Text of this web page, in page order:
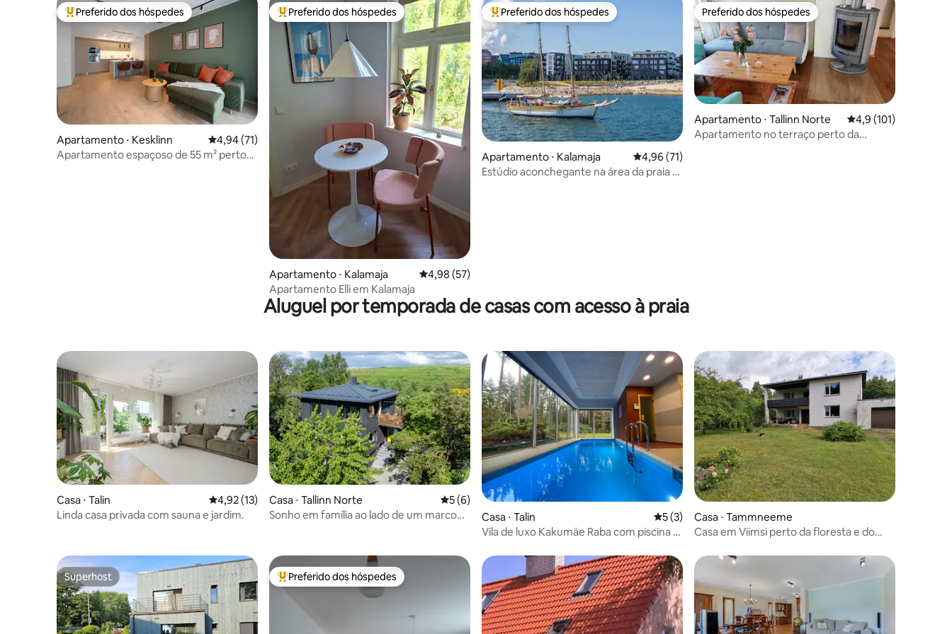
Entre os melhores preferidos dos hóspedes
Preferido dos hóspedes
Apartamento ⋅ Kesklinn 4,94 de uma avaliação média de 5, 71 avaliações
4,94 (71)
Apartamento espaçoso de 55 m² perto
Entre os melhores preferidos dos hóspedes
Preferido dos hóspedes
Apartamento ⋅ Kalamaja 4,98 de uma avaliação média de 5, 57 avaliações
4,98 (57)
Apartamento Elli em Kalamaja
Entre os melhores preferidos dos hóspedes
Preferido dos hóspedes
Apartamento ⋅ Kalamaja 4,96 de uma avaliação média de 5, 71 avaliações
4,96 (71)
Estúdio aconchegante na área da praia -
Preferido dos hóspedes
Preferido dos hóspedes
Apartamento ⋅ Tallinn Norte 4,9 de uma avaliação
4,9 (101)
Apartamento no terraço perto da
Aluguel por temporada de casas com acesso à praia
Casa ⋅ Talin 4,92 de uma avaliação média de 5, 13 avaliações
4,92 (13)
Linda casa privada com sauna e jardim.
Casa ⋅ Tallinn Norte 5 de uma avaliação média de 5, 6 avaliações
5 (6)
Sonho em família ao lado de um marco
Casa ⋅ Talin 5 de uma avaliação média de 5, 3 avaliações
5 (3)
Vila de luxo Kakumäe Raba com piscina e
Casa ⋅ Tammneeme
Casa em Viimsi perto da floresta e do
Superhost
Superhost Entre os melhores preferidos dos hóspedes
Preferido dos hóspedes